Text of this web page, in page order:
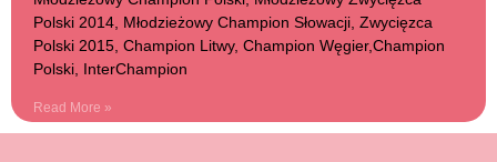
Polski 2014, Młodzieżowy Champion Słowacji, Zwycięzca
Polski 2015, Champion Litwy, Champion Węgier,Champion
Polski, InterChampion
Read More »